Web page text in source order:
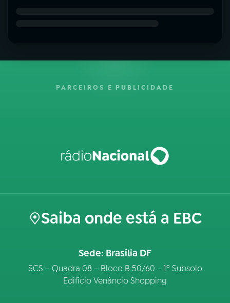
PARCEIROS E PUBLICIDADE
Saiba onde está a EBC
Sede: Brasília DF
SCS – Quadra 08 – Bloco B 50/60 – 1º Subsolo
Edifício Venâncio Shopping